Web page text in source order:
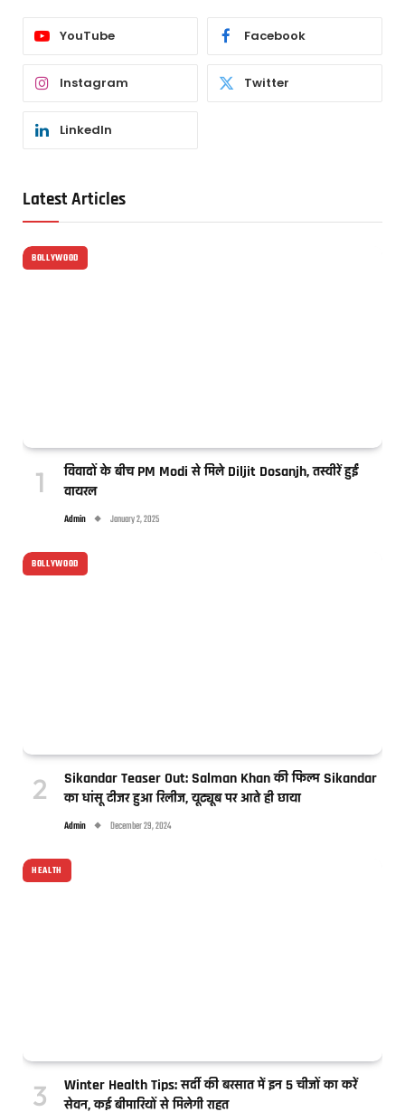
YouTube Facebook
Instagram Twitter
LinkedIn
Latest Articles
BOLLYWOOD
विवादों के बीच PM Modi से मिले Diljit Dosanjh, तस्वीरें हुईं
वायरल
Admin January 2, 2025
BOLLYWOOD
Sikandar Teaser Out: Salman Khan की फिल्म Sikandar
का धांसू टीजर हुआ रिलीज, यूट्यूब पर आते ही छाया
Admin December 29, 2024
HEALTH
Winter Health Tips: सर्दी की बरसात में इन 5 चीजों का करें
सेवन, कई बीमारियों से मिलेगी राहत